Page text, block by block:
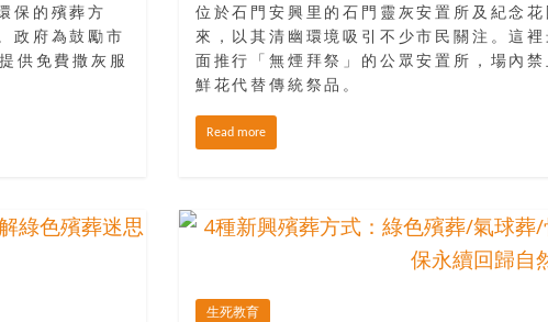
保的殯葬方
政府為鼓勵市
供免費撒灰服
位於石門安興里的石門靈灰安置所及紀念
來，以其清幽環境吸引不少市民關注。這
面推行「無煙拜祭」的公眾安置所，場內
鮮花代替傳統祭品。
Read more
生死教育